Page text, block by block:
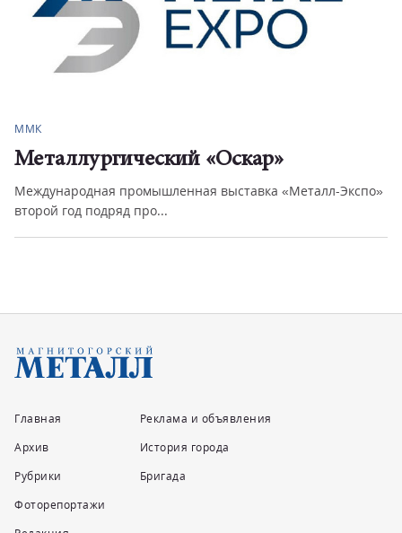
ММК
Металлургический «Оскар»
Международная промышленная выставка «Металл-Экспо»
второй год подряд про...
Главная
Архив
Рубрики
Фоторепортажи
Реклама и объявления
История города
Бригада